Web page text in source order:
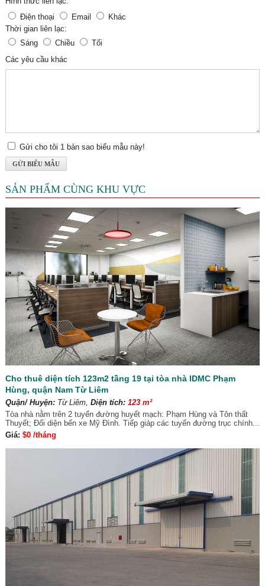
Điện thoại
Email
Khác
Thời gian liên lạc:
Sáng
Chiều
Tối
Các yêu cầu khác
Gửi cho tôi 1 bản sao biểu mẫu này!
SẢN PHẨM CÙNG KHU VỰC
Cho thuê diện tích 123m2 tầng 19 tại tòa nhà IDMC Phạm
Hùng, quận Nam Từ Liêm
Quận/ Huyện:Từ Liêm, Diện tích: 123 m²
Tòa nhà nằm trên 2 tuyến đường huyết mạch: Phạm Hùng và Tôn thất
Thuyết; Đối diện bến xe Mỹ Đình. Tiếp giáp các tuyến đường trục chính...
Giá: $0 /tháng